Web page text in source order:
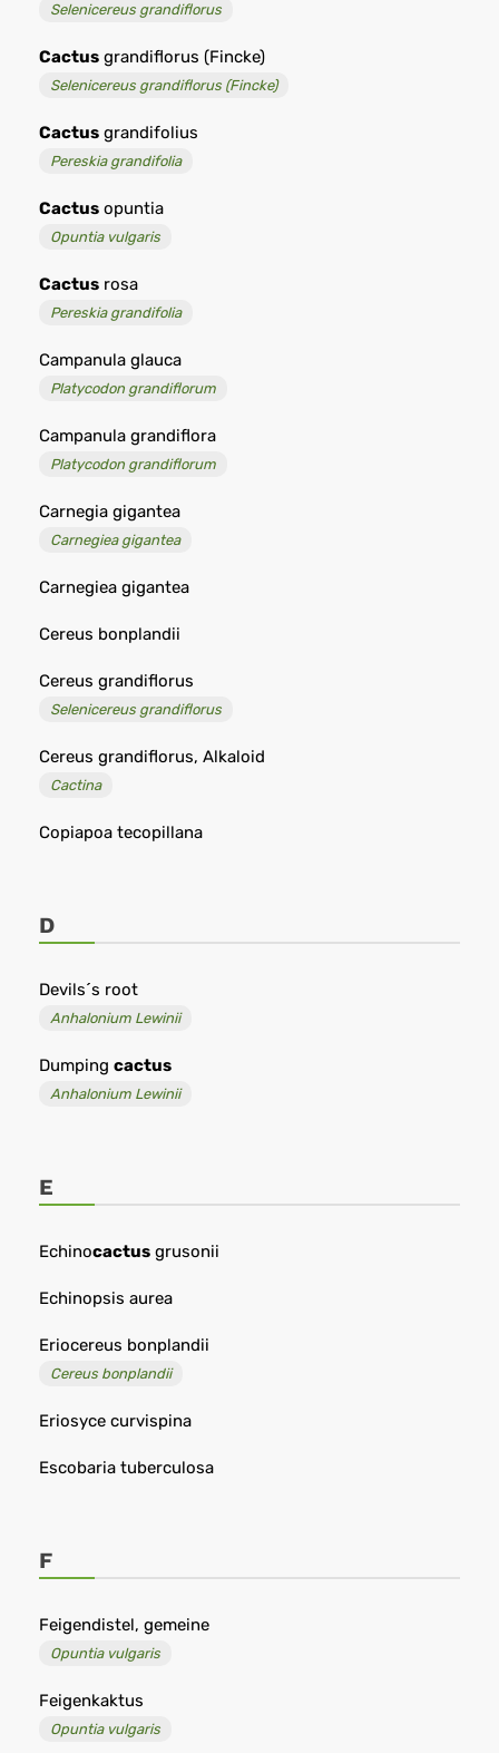
Selenicereus grandiflorus
Cactus grandiflorus (Fincke)
Selenicereus grandiflorus (Fincke)
Cactus grandifolius
Pereskia grandifolia
Cactus opuntia
Opuntia vulgaris
Cactus rosa
Pereskia grandifolia
Campanula glauca
Platycodon grandiflorum
Campanula grandiflora
Platycodon grandiflorum
Carnegia gigantea
Carnegiea gigantea
Carnegiea gigantea
Cereus bonplandii
Cereus grandiflorus
Selenicereus grandiflorus
Cereus grandiflorus, Alkaloid
Cactina
Copiapoa tecopillana
D
Devils´s root
Anhalonium Lewinii
Dumping cactus
Anhalonium Lewinii
E
Echinocactus grusonii
Echinopsis aurea
Eriocereus bonplandii
Cereus bonplandii
Eriosyce curvispina
Escobaria tuberculosa
F
Feigendistel, gemeine
Opuntia vulgaris
Feigenkaktus
Opuntia vulgaris